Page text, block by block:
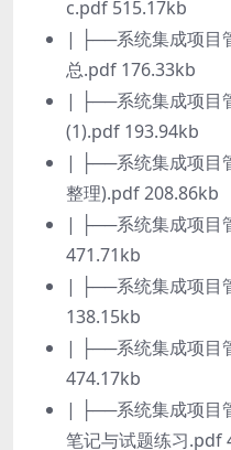
c.pdf 515.17kb
| ├──系统集成项目
总.pdf 176.33kb
| ├──系统集成项目
(1).pdf 193.94kb
| ├──系统集成项目
整理).pdf 208.86kb
| ├──系统集成项目
471.71kb
| ├──系统集成项目
138.15kb
| ├──系统集成项目
474.17kb
| ├──系统集成项目
笔记与试题练习.pdf